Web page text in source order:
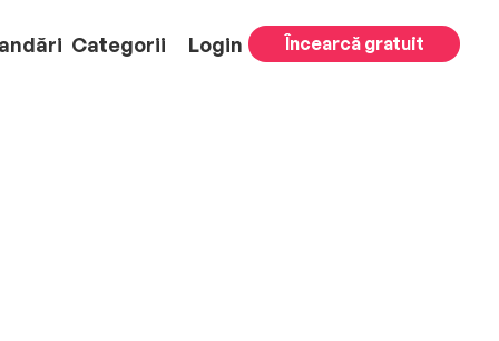
Categorii Login Încearcă gratuit